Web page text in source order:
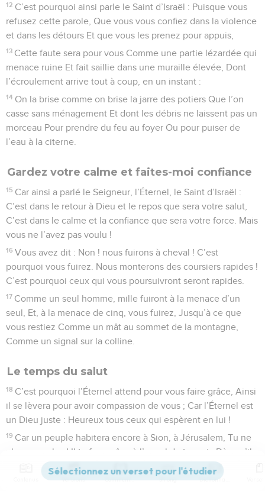
12 C’est pourquoi ainsi parle le Saint d’Israël : Puisque vous
refusez cette parole, Que vous vous confiez dans la violence
et dans les détours Et que vous les prenez pour appuis,
13 Cette faute sera pour vous Comme une partie lézardée qui
menace ruine Et fait saillie dans une muraille élevée, Dont
l’écroulement arrive tout à coup, en un instant :
14 On la brise comme on brise la jarre des potiers Que l’on
casse sans ménagement Et dont les débris ne laissent pas un
morceau Pour prendre du feu au foyer Ou pour puiser de
l’eau à la citerne.
Gardez votre calme et faites-moi confiance
15 Car ainsi a parlé le Seigneur, l’Éternel, le Saint d’Israël :
C’est dans le retour à Dieu et le repos que sera votre salut,
C’est dans le calme et la confiance que sera votre force. Mais
vous ne l’avez pas voulu !
16 Vous avez dit : Non ! nous fuirons à cheval ! C’est
pourquoi vous fuirez. Nous monterons des coursiers rapides !
C’est pourquoi ceux qui vous poursuivront seront rapides.
17 Comme un seul homme, mille fuiront à la menace d’un
seul, Et, à la menace de cinq, vous fuirez, Jusqu’à ce que
vous restiez Comme un mât au sommet de la montagne,
Comme un signal sur la colline.
Le temps du salut
18 C’est pourquoi l’Éternel attend pour vous faire grâce, Ainsi
il se lèvera pour avoir compassion de vous ; Car l’Éternel est
un Dieu juste : Heureux tous ceux qui espèrent en lui !
19 Car un peuple habitera encore à Sion, à Jérusalem, Tu ne
pleureras plus ! Il te fera grâce à l’appel de ton cri ; Dès qu’il
aura entendu, il te répondra.
Le Seigneur vous donnera du pain dans la détresse Et de
Versions Commentaires Strong